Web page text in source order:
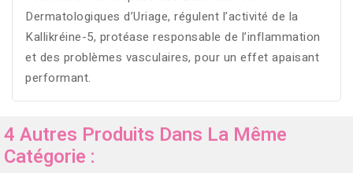
Dermatologiques d’Uriage, régulent l’activité de la
Kallikréine-5, protéase responsable de l’inflammation
et des problèmes vasculaires, pour un effet apaisant
performant.
4 Autres Produits Dans La Même
Catégorie :